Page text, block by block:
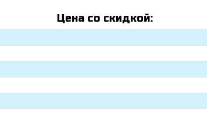
Цена со скидкой: